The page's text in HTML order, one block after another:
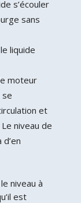
s’écouler
sans
liquide
moteur
se
et
niveau de
niveau à
est